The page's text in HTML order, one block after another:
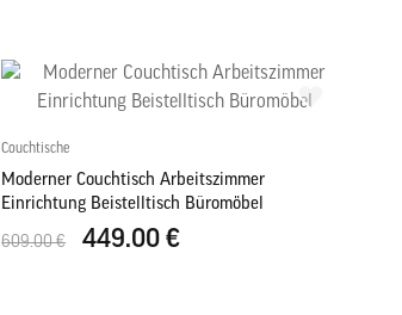
Couchtische
Moderner Couchtisch Arbeitszimmer
Einrichtung Beistelltisch Büromöbel
609.00 € 449.00 €